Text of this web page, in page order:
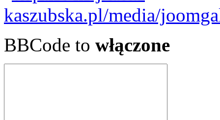
BBCode to włączone